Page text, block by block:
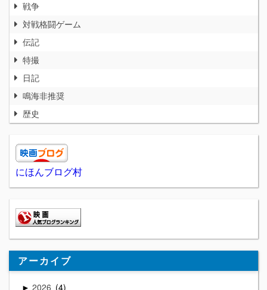
戦争
対戦格闘ゲーム
伝記
特撮
日記
鳴海非推奨
歴史
にほんブログ村
アーカイブ
► 2026 4